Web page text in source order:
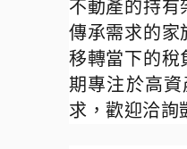
不動產的持
傳承需求的家
移轉當下的稅
期專注於高
求，歡迎洽詢